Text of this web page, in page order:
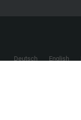
Deutsch English